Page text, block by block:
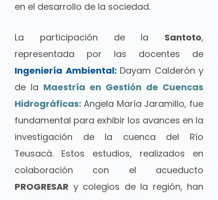
en el desarrollo de la sociedad.
La participación de la Santoto,
representada por las docentes de
Ingeniería Ambiental: Dayam Calderón y
de la Maestría en Gestión de Cuencas
Hidrográficas: Angela María Jaramillo, fue
fundamental para exhibir los avances en la
investigación de la cuenca del Río
Teusacá. Estos estudios, realizados en
colaboración con el acueducto
PROGRESAR y colegios de la región, han